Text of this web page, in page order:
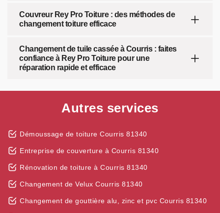
Couvreur Rey Pro Toiture : des méthodes de
changement toiture efficace
Changement de tuile cassée à Courris : faites
confiance à Rey Pro Toiture pour une
réparation rapide et efficace
Autres services
Démoussage de toiture Courris 81340
Entreprise de couverture à Courris 81340
Rénovation de toiture à Courris 81340
Changement de Velux Courris 81340
Changement de gouttière alu, zinc et pvc Courris 81340